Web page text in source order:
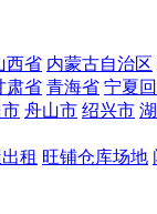
西省 内蒙古自治区
肃省 青海省 宁夏
舟山市 绍兴市
租 旺铺仓库场地